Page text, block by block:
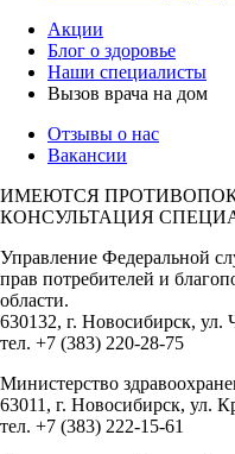
Акции
Блог о здоровье
Наши специалисты
Вызов врача на дом
Отзывы о нас
Вакансии
ИМЕЮТСЯ
КОНСУЛЬТАЦИЯ
Управление Федеральной
прав потребителей и
области.
630132, г. Новосибирск, ул.
тел. +7 (383) 220-28-75
Министерство
63011, г. Новосибирск, ул.
тел. +7 (383) 222-15-61